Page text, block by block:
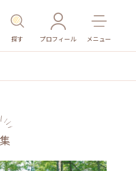
探す プロフィール メニュー